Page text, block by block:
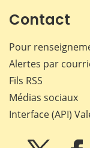
Contact
Pour
Alertes par
Fils RSS
Médias sociaux
Interface (API)